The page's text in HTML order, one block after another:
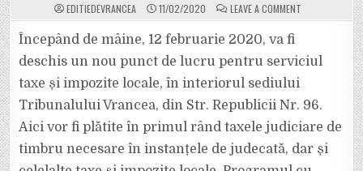
EDITIEDEVRANCEA 11/02/2020 LEAVE A COMMENTON
TAXELE
VOR
PUTEA
MÂINE
ÎN
INCINTA
TRIBUNALULUI
VRANCEA
Începând de mâine, 12 februarie 2020, va fi
deschis un nou punct de lucru pentru serviciul
taxe și impozite locale, în interiorul sediului
Tribunalului Vrancea, din Str. Republicii Nr. 96.
Aici vor fi plătite în primul rând taxele judiciare de
timbru necesare în instanțele de judecată, dar și